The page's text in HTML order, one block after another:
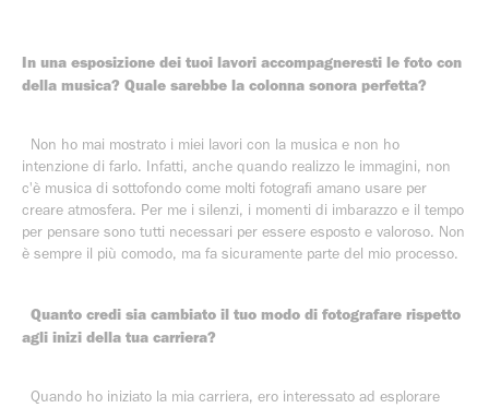
In una esposizione dei tuoi lavori accompagneresti le foto con
della musica? Quale sarebbe la colonna sonora perfetta?
Non ho mai mostrato i miei lavori con la musica e non ho
intenzione di farlo. Infatti, anche quando realizzo le immagini, non
c'è musica di sottofondo come molti fotografi amano usare per
creare atmosfera. Per me i silenzi, i momenti di imbarazzo e il tempo
per pensare sono tutti necessari per essere esposto e valoroso. Non
è sempre il più comodo, ma fa sicuramente parte del mio processo.
Quanto credi sia cambiato il tuo modo di fotografare rispetto
agli inizi della tua carriera?
Quando ho iniziato la mia carriera, ero interessato ad esplorare